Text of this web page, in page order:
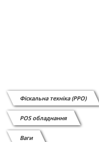
Фіскальна техніка (РРО)
POS обладнання
Ваги